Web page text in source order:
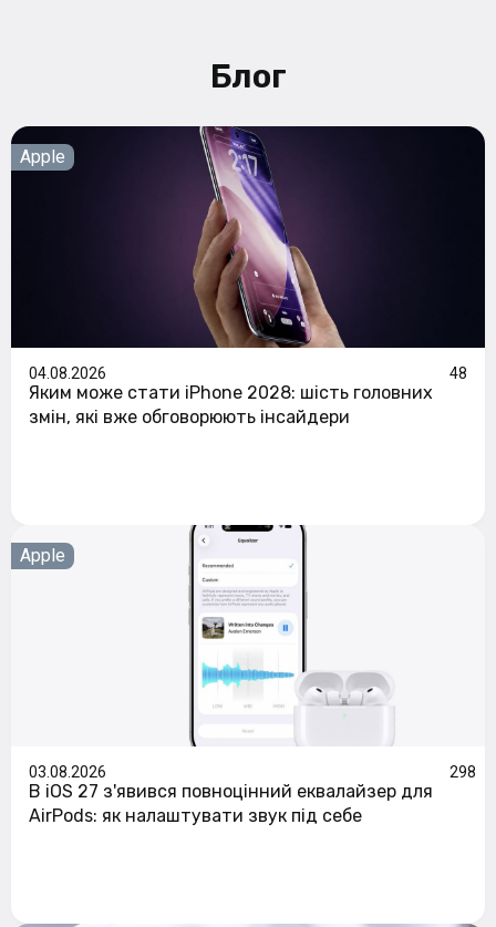
Блог
Apple
04.08.2026 48
Яким може стати iPhone 2028: шість головних
змін, які вже обговорюють інсайдери
Apple
03.08.2026 298
В iOS 27 з'явився повноцінний еквалайзер для
AirPods: як налаштувати звук під себе